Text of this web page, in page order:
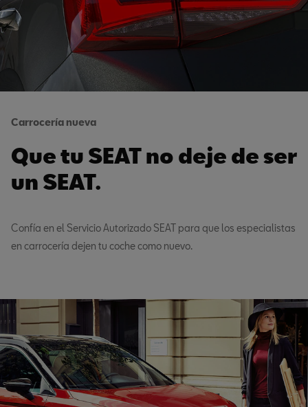
Carrocería nueva
Que tu SEAT no deje de ser
un SEAT.
Confía en el Servicio Autorizado SEAT para que los especialistas
en carrocería dejen tu coche como nuevo.